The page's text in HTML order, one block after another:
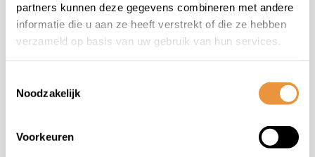
partners kunnen deze gegevens combineren met andere
informatie die u aan ze heeft verstrekt of die ze hebben
verzameld op basis van uw gebruik van hun services.
Noodzakelijk
Voorkeuren
+31 78 780 2330
info@artsloten.nl